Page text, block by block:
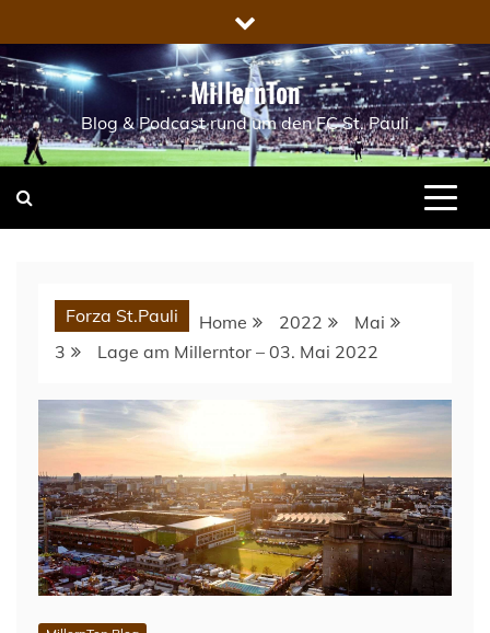
to
content
MillernTon
Blog & Podcast rund um den FC St. Pauli
Forza St.Pauli Home 2022
Mai
3
Lage am Millerntor – 03. Mai 2022